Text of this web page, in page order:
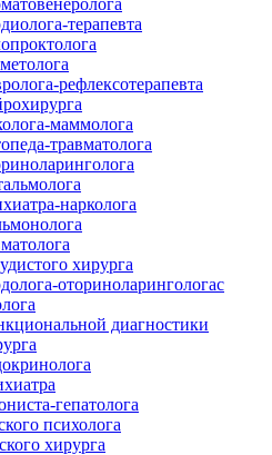
терапевта
рефлексотерапевта
маммолога
травматолога
нарколога
хирурга
оториноларингологас
диагностики
гепатолога
психолога
хирурга